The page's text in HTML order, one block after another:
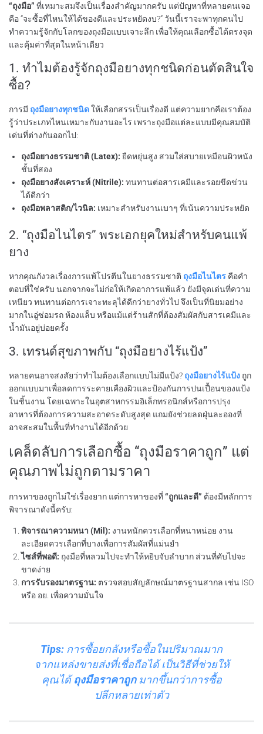
“ถุงมือ” ที่เหมาะสมจึงเป็นเรื่องสำคัญมากครับ แต่ปัญหาที่หลายคนเจอ
คือ “จะซื้อที่ไหนให้ได้ของดีและประหยัดงบ?” วันนี้เราจะพาทุกคนไป
ทำความรู้จักกับโลกของถุงมือแบบเจาะลึก เพื่อให้คุณเลือกซื้อได้ตรงจุด
และคุ้มค่าที่สุดในหน้าเดียว
1. ทำไมต้องรู้จักถุงมือยางทุกชนิดก่อนตัดสินใจ
ซื้อ?
การมี ถุงมือยางทุกชนิดให้เลือกสรรเป็นเรื่องดี แต่ความยากคือเราต้อง
รู้ว่าประเภทไหนเหมาะกับงานอะไร เพราะถุงมือแต่ละแบบมีคุณสมบัติ
เด่นที่ต่างกันออกไป:
ถุงมือยางธรรมชาติ (Latex): ยืดหยุ่นสูง สวมใส่สบายเหมือนผิวหนัง
ชั้นที่สอง
ถุงมือยางสังเคราะห์ (Nitrile): ทนทานต่อสารเคมีและรอยขีดข่วน
ได้ดีกว่า
ถุงมือพลาสติก/ไวนิล: เหมาะสำหรับงานเบาๆ ที่เน้นความประหยัด
2. “ถุงมือไนไตร” พระเอกยุคใหม่สำหรับคนแพ้
ยาง
หากคุณกังวลเรื่องการแพ้โปรตีนในยางธรรมชาติ ถุงมือไนไตร คือคำ
ตอบที่ใช่ครับ นอกจากจะไม่ก่อให้เกิดอาการแพ้แล้ว ยังมีจุดเด่นที่ความ
เหนียว ทนทานต่อการเจาะทะลุได้ดีกว่ายางทั่วไป จึงเป็นที่นิยมอย่าง
มากในอู่ซ่อมรถ ห้องแล็บ หรือแม้แต่ร้านสักที่ต้องสัมผัสกับสารเคมีและ
น้ำมันอยู่บ่อยครั้ง
3. เทรนด์สุขภาพกับ “ถุงมือยางไร้แป้ง”
หลายคนอาจสงสัยว่าทำไมต้องเลือกแบบไม่มีแป้ง? ถุงมือยางไร้แป้ง ถูก
ออกแบบมาเพื่อลดการระคายเคืองผิวและป้องกันการปนเปื้อนของแป้ง
ในชิ้นงาน โดยเฉพาะในอุตสาหกรรมอิเล็กทรอนิกส์หรือการปรุง
อาหารที่ต้องการความสะอาดระดับสูงสุด แถมยังช่วยลดฝุ่นละอองที่
อาจสะสมในพื้นที่ทำงานได้อีกด้วย
เคล็ดลับการเลือกซื้อ “ถุงมือราคาถูก” แต่
คุณภาพไม่ถูกตามราคา
การหาของถูกไม่ใช่เรื่องยาก แต่การหาของที่“ถูกและดี” ต้องมีหลักการ
พิจารณาดังนี้ครับ:
พิจารณาความหนา (Mil): งานหนักควรเลือกที่หนาหน่อย งาน
ละเอียดควรเลือกที่บางเพื่อการสัมผัสที่แม่นยำ
ไซส์ที่พอดี: ถุงมือที่หลวมไปจะทำให้หยิบจับลำบาก ส่วนที่คับไปจะ
ขาดง่าย
การรับรองมาตรฐาน: ตรวจสอบสัญลักษณ์มาตรฐานสากล เช่น ISO
หรือ อย. เพื่อความมั่นใจ
Tips: การซื้อยกลังหรือซื้อในปริมาณมาก
จากแหล่งขายส่งที่เชื่อถือได้ เป็นวิธีที่ช่วยให้
คุณได้ถุงมือราคาถูกมากขึ้นกว่าการซื้อ
ปลีกหลายเท่าตัว